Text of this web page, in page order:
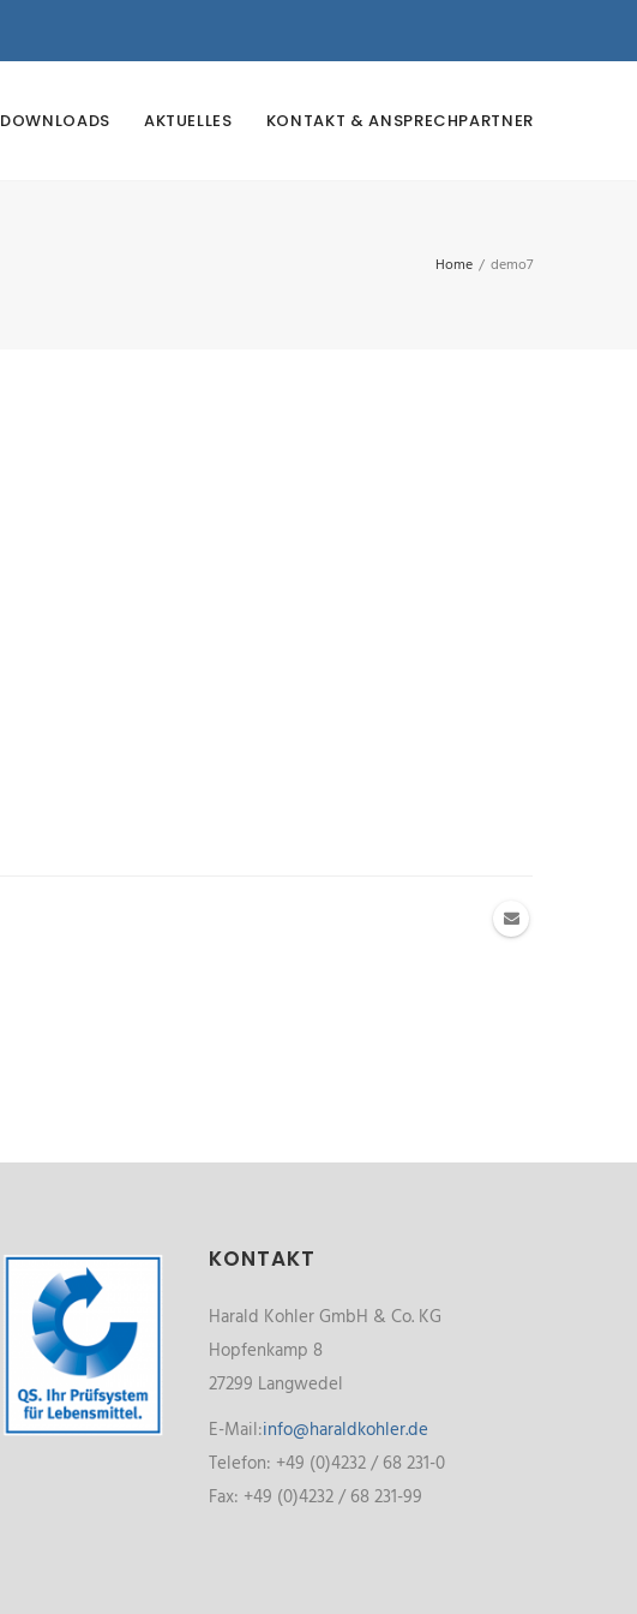
DOWNLOADS AKTUELLES KONTAKT & ANSPRECHPARTNER
Home / demo7
KONTAKT
Harald Kohler GmbH & Co. KG
Hopfenkamp 8
27299 Langwedel
E-Mail:info@haraldkohler.de
Telefon: +49 (0)4232 / 68 231-0
Fax: +49 (0)4232 / 68 231-99